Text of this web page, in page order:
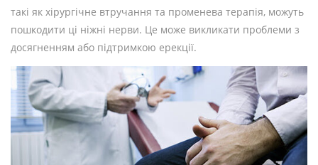
такі як хірургічне втручання та променева терапія, можуть
пошкодити ці ніжні нерви. Це може викликати проблеми з
досягненням або підтримкою ерекції.